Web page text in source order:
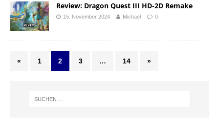
Review: Dragon Quest III HD-2D Remake
15. November 2024 Michael 0
« 1 2 3 … 14 »